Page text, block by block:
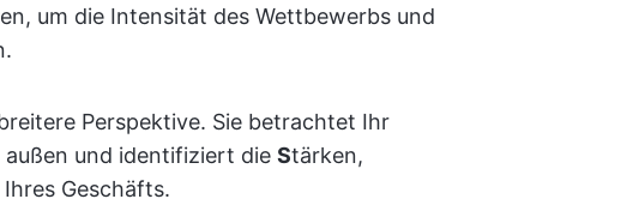
um die Intensität des Wettbewerbs und
Perspektive. Sie betrachtet Ihr
und identifiziert die Stärken,
Geschäfts.